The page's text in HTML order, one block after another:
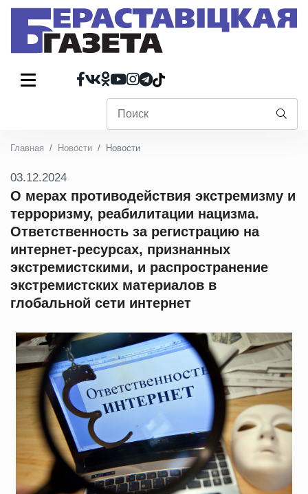
Главная Новости Новости
03.12.2024
О мерах противодействия экстремизму и
терроризму, реабилитации нацизма.
Ответственность за регистрацию на
интернет-ресурсах, признанных
экстремистскими, и распространение
экстремистских материалов в
глобальной сети интернет